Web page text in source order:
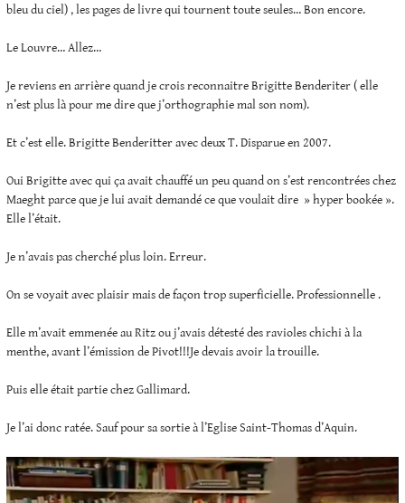
bleu du ciel) , les pages de livre qui tournent toute seules… Bon encore.
Le Louvre… Allez…
Je reviens en arrière quand je crois reconnaitre Brigitte Benderiter ( elle
n’est plus là pour me dire que j’orthographie mal son nom).
Et c’est elle. Brigitte Benderitter avec deux T. Disparue en 2007.
Oui Brigitte avec qui ça avait chauffé un peu quand on s’est rencontrées chez
Maeght parce que je lui avait demandé ce que voulait dire » hyper bookée ».
Elle l’était.
Je n’avais pas cherché plus loin. Erreur.
On se voyait avec plaisir mais de façon trop superficielle. Professionnelle .
Elle m’avait emmenée au Ritz ou j’avais détesté des ravioles chichi à la
menthe, avant l’émission de Pivot!!!Je devais avoir la trouille.
Puis elle était partie chez Gallimard.
Je l’ai donc ratée. Sauf pour sa sortie à l’Eglise Saint-Thomas d’Aquin.